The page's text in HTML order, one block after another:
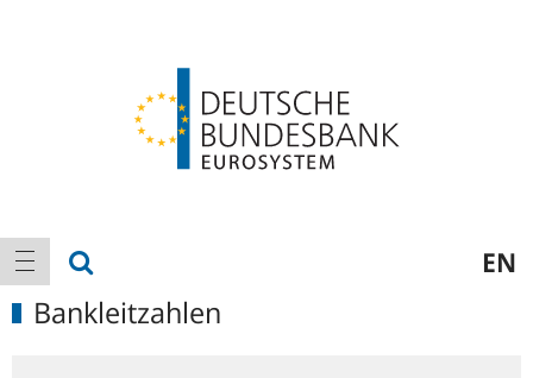
Hauptnavigation
Navigation anzeigen EN
Bankleitzahlen